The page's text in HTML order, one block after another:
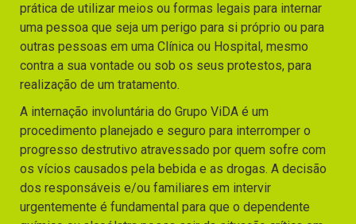
prática de utilizar meios ou formas legais para internar
uma pessoa que seja um perigo para si próprio ou para
outras pessoas em uma Clínica ou Hospital, mesmo
contra a sua vontade ou sob os seus protestos, para
realização de um tratamento.
A internação involuntária do Grupo ViDA é um
procedimento planejado e seguro para interromper o
progresso destrutivo atravessado por quem sofre com
os vícios causados pela bebida e as drogas. A decisão
dos responsáveis e/ou familiares em intervir
urgentemente é fundamental para que o dependente